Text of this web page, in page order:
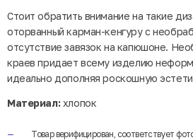
Стоит обратить внимание на такие
оторванный карман-кенгуру с
отсутствие завязок на капюшоне.
краев придает всему изделию
идеально дополняя роскошную
Материал:хлопок
Товар верифицирован, соответствует